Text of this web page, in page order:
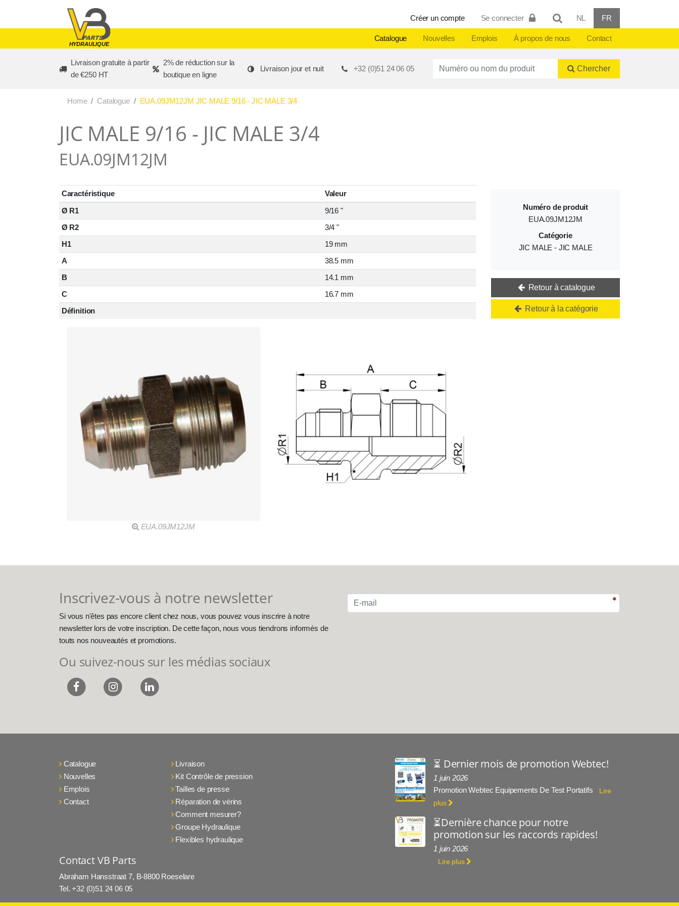
HYDRAULIQUE
Créer un compte Se connecter NL FR
Catalogue Nouvelles Emplois À propos de nous Contact
Livraison gratuite à partir
de €250 HT
2% de réduction sur la
boutique en ligne
Livraison jour et nuit +32 (0)51 24 06 05 Productnummer of naam Chercher
Home Catalogue EUA.09JM12JM JIC MALE 9/16 - JIC MALE 3/4
JIC MALE 9/16 - JIC MALE 3/4
EUA.09JM12JM
Caractéristique
Valeur
Ø R1
9/16 "
Ø R2
3/4 "
H1
19 mm
A
38.5 mm
B
14.1 mm
C
16.7 mm
Définition
EUA.09JM12JM
Numéro de produit
EUA.09JM12JM
Catégorie
JIC MALE - JIC MALE
Retour à catalogue
Retour à la catégorie
Inscrivez-vous à notre newsletter
Si vous n'êtes pas encore client chez nous, vous pouvez vous inscrire à notre
newsletter lors de votre inscription. De cette façon, nous vous tiendrons informés de
touts nos nouveautés et promotions.
Ou suivez-nous sur les médias sociaux
Catalogue
Nouvelles
Emplois
Contact
Livraison
Kit Contrôle de pression
Tailles de presse
Réparation de vérins
Comment mesurer?
Groupe Hydraulique
Flexibles hydraulique
Contact VB Parts
Abraham Hansstraat 7, B-8800 Roeselare
Tel. +32 (0)51 24 06 05
⏳ Dernier mois de promotion Webtec!
1 juin 2026
Promotion Webtec Equipements De Test Portatifs
Lire
plus
⏳Dernière chance pour notre
promotion sur les raccords rapides!
1 juin 2026
Lire plus